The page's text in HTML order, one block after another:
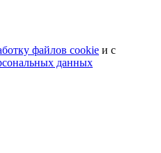
файлов cookie и с
данных